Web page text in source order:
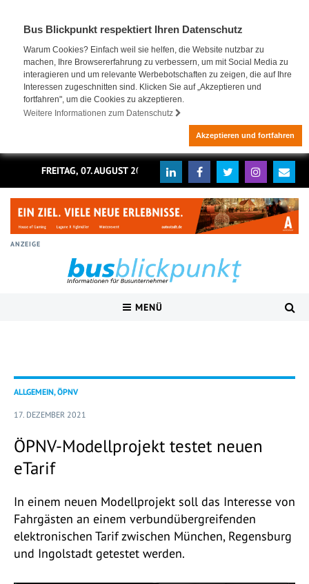
Bus Blickpunkt respektiert Ihren Datenschutz
Warum Cookies? Einfach weil sie helfen, die Website nutzbar zu
machen, Ihre Browsererfahrung zu verbessern, um mit Social Media zu
interagieren und um relevante Werbebotschaften zu zeigen, die auf Ihre
Interessen zugeschnitten sind. Klicken Sie auf „Akzeptieren und
fortfahren", um die Cookies zu akzeptieren.
Weitere Informationen zum Datenschutz
Akzeptieren und fortfahren
FREITAG, 07. AUGUST 2026
ANZEIGE
MENÜ
ALLGEMEIN, ÖPNV
17. DEZEMBER 2021
ÖPNV-Modellprojekt testet neuen
eTarif
In einem neuen Modellprojekt soll das Interesse von
Fahrgästen an einem verbundübergreifenden
elektronischen Tarif zwischen München, Regensburg
und Ingolstadt getestet werden.